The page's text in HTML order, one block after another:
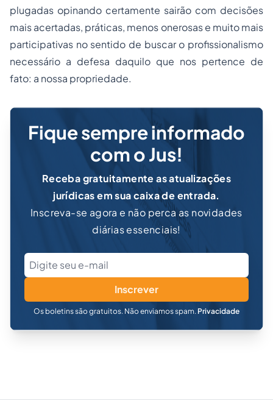
plugadas opinando certamente sairão com decisões
mais acertadas, práticas, menos onerosas e muito mais
participativas no sentido de buscar o profissionalismo
necessário a defesa daquilo que nos pertence de
fato: a nossa propriedade.
Fique sempre informado
com o Jus!
Receba gratuitamente as atualizações
jurídicas em sua caixa de entrada.
Inscreva-se agora e não perca as novidades
diárias essenciais!
Inscrever
Os boletins são gratuitos. Não enviamos spam. Privacidade